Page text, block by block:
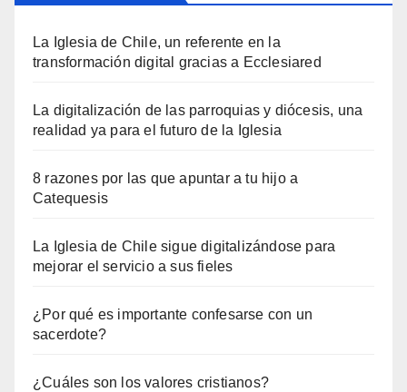
La Iglesia de Chile, un referente en la
transformación digital gracias a Ecclesiared
La digitalización de las parroquias y diócesis, una
realidad ya para el futuro de la Iglesia
8 razones por las que apuntar a tu hijo a
Catequesis
La Iglesia de Chile sigue digitalizándose para
mejorar el servicio a sus fieles
¿Por qué es importante confesarse con un
sacerdote?
¿Cuáles son los valores cristianos?